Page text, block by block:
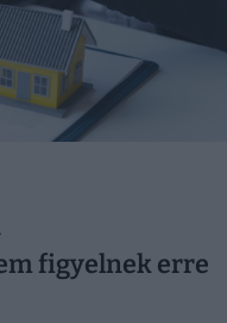
figyelnek erre